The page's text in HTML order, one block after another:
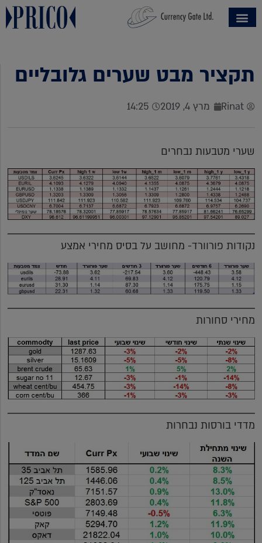
תקציר מבט שערים גלובליים
Rinat מרץ 4, 2019 14:25
שערי מטבעות נבחרים
נקודות פורוורד- מחושב על בסיס מחירי אמצע
מחירי סחורות
מדדי בורסות נבחרות